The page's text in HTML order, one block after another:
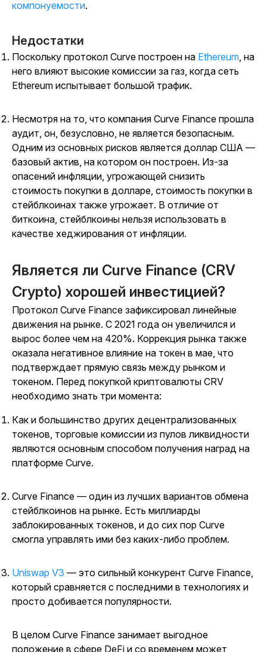
компонуемости.
Недостатки
Поскольку протокол Curve построен на Ethereum , на
него влияют высокие комиссии за газ, когда сеть
Ethereum испытывает большой трафик.
Несмотря на то, что компания Curve Finance прошла
аудит, он, безусловно, не является безопасным.
Одним из основных рисков является доллар США —
базовый актив, на котором он построен. Из-за
опасений инфляции, угрожающей снизить
стоимость покупки в долларе, стоимость покупки в
стейблкоинах также угрожает. В отличие от
биткоина, стейблкоины нельзя использовать в
качестве хеджирования от инфляции.
Является ли Curve Finance (CRV
Crypto) хорошей инвестицией?
Протокол Curve Finance зафиксировал линейные
движения на рынке. С 2021 года он увеличился и
вырос более чем на 420%. Коррекция рынка также
оказала негативное влияние на токен в мае, что
подтверждает прямую связь между рынком и
токеном. Перед покупкой криптовалюты CRV
необходимо знать три момента:
Как и большинство других децентрализованных
токенов, торговые комиссии из пулов ликвидности
являются основным способом получения наград на
платформе Curve.
Curve Finance — один из лучших вариантов обмена
стейблкоинов на рынке. Есть миллиарды
заблокированных токенов, и до сих пор Curve
смогла управлять ими без каких-либо проблем.
Uniswap V3 — это сильный конкурент Curve Finance,
который сравняется с последними в технологиях и
просто добивается популярности.
В целом Curve Finance занимает выгодное
положение в сфере DeFi и со временем может